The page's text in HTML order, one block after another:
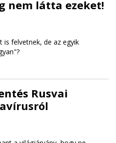
nem látta ezeket!
felvetnek, de az egyik
Rusvai